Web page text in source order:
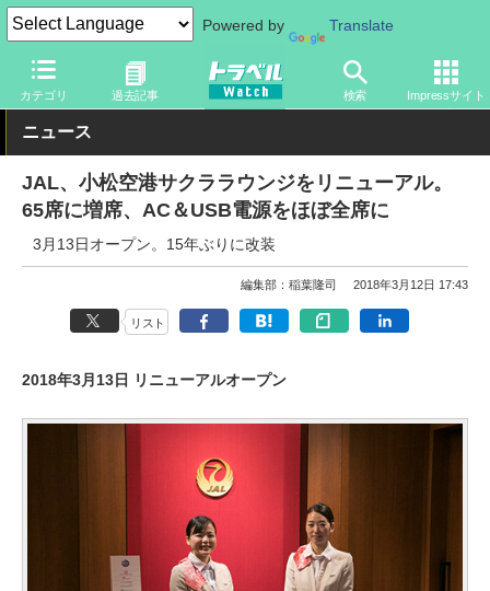
Powered by Translate
カテゴリ 過去記事 検索 Impressサイト
トラベル Watch 企業・政府・官庁 国内エアライン JAL
ニュース
JAL、小松空港サクララウンジをリニューアル。
65席に増席、AC＆USB電源をほぼ全席に
3月13日オープン。15年ぶりに改装
編集部：稲葉隆司 2018年3月12日 17:43
リスト
2018年3月13日 リニューアルオープン